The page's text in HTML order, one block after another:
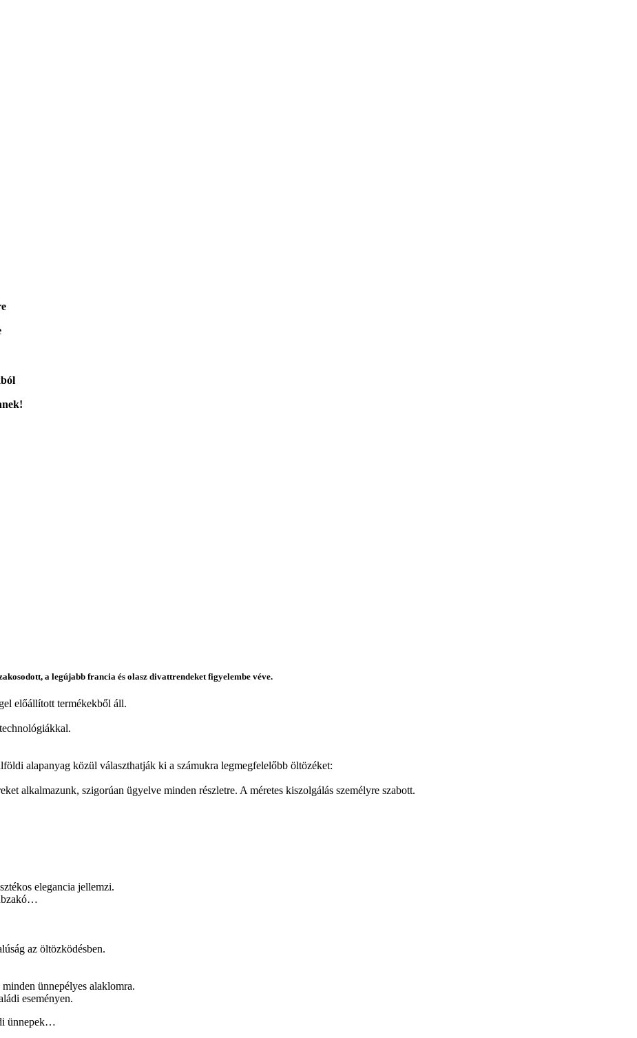
a legújabb francia és olasz divattrendeket figyelembe véve.
előállított termékekből áll.
alapanyag közül választhatják ki a számukra legmegfelelőbb öltözéket:
alkalmazunk, szigorúan ügyelve minden részletre. A méretes kiszolgálás személyre szabott.
elegancia jellemzi.
az öltözködésben.
ünnepélyes alaklomra.
eseményen.
ünnepek…